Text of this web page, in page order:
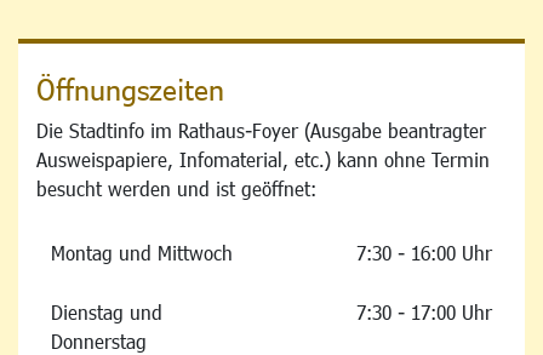
Öffnungszeiten
Die Stadtinfo im Rathaus-Foyer (Ausgabe beantragter
Ausweispapiere, Infomaterial, etc.) kann ohne Termin
besucht werden und ist geöffnet:
Montag und Mittwoch 7:30 - 16:00 Uhr
Dienstag und
Donnerstag
7:30 - 17:00 Uhr